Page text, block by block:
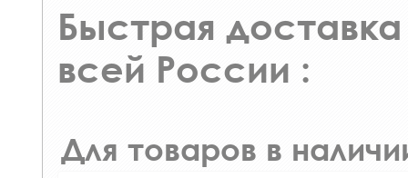
Быстрая доставка
всей России :
Для товаров в